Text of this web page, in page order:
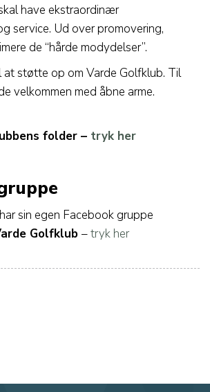
have ekstraordinær
service. Ud over promovering,
de “hårde modydelser”.
støtte op om Varde Golfklub. Til
velkommen med åbne arme.
folder – tryk her
sin egen Facebook gruppe
Golfklub –tryk her